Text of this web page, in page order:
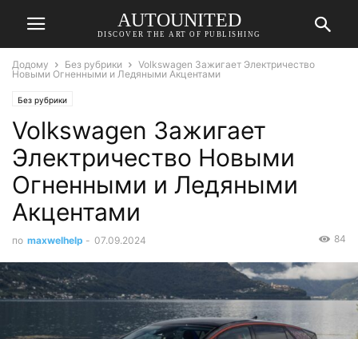
AUTOUNITED
DISCOVER THE ART OF PUBLISHING
Додому Без рубрики
Volkswagen Зажигает Электричество
Новыми Огненными и Ледяными Акцентами
Без рубрики
Volkswagen Зажигает
Электричество Новыми
Огненными и Ледяными
Акцентами
по maxwelhelp - 07.09.2024 84